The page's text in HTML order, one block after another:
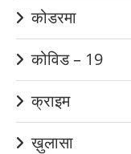
कोडरमा
कोविड – 19
क्राइम
ख़ुलासा